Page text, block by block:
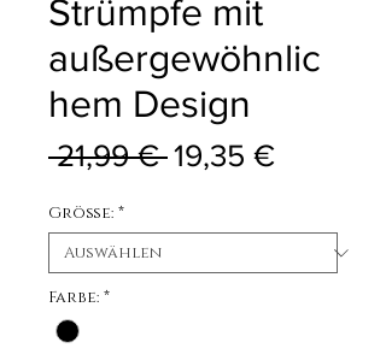
Strümpfe mit
außergewöhnlic
hem Design
21,99 € Standardpreis
19,35 €Sale-
Größe: *
Farbe: *